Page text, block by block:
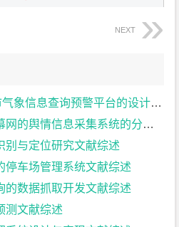
NEXT
息查询预警平台的设计与实现文献综述
情信息采集系统的分析与设计文献综述
别与定位研究文献综述
停车场管理系统文献综述
的数据抓取开发文献综述
测文献综述